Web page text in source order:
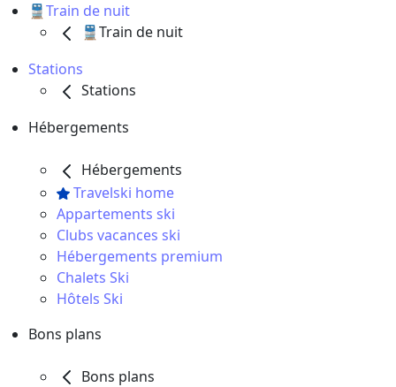
🚆Train de nuit
🚆Train de nuit
Stations
Stations
Hébergements
Hébergements
Travelski home
Appartements ski
Clubs vacances ski
Hébergements premium
Chalets Ski
Hôtels Ski
Bons plans
Bons plans